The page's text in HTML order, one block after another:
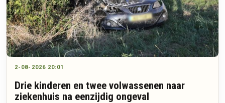
2-08-2026 20:01
Drie kinderen en twee volwassenen naar
ziekenhuis na eenzijdig ongeval